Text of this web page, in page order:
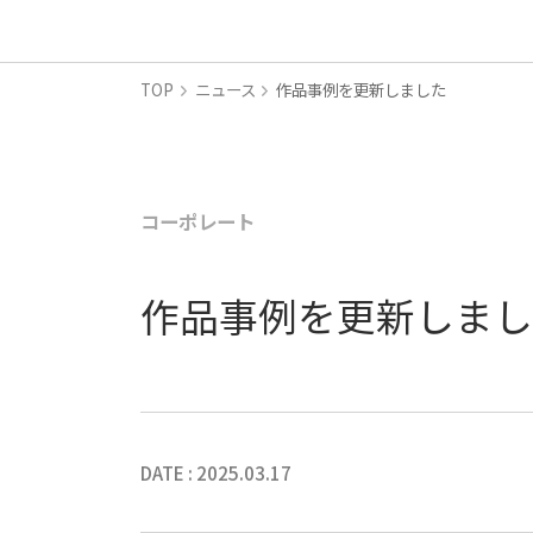
TOP ニュース 作品事例を更新しました
コーポレート
作品事例を更新しま
DATE : 2025.03.17